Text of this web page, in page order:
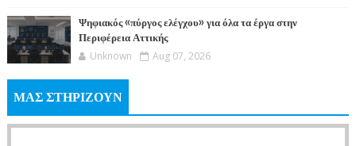
Ψηφιακός «πύργος ελέγχου» για όλα τα έργα στην
Περιφέρεια Αττικής
Unknown Aug 07, 2026
ΜΑΣ ΣΤΗΡΙΖΟΥΝ